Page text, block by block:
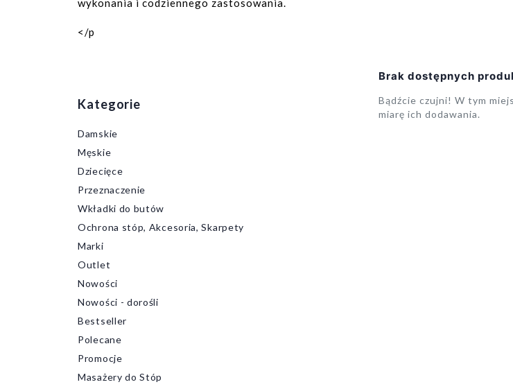
wykonania i codziennego zastosowania.
</p
Kategorie
Damskie
Męskie
Dziecięce
Przeznaczenie
Wkładki do butów
Ochrona stóp, Akcesoria, Skarpety
Marki
Outlet
Nowości
Nowości - dorośli
Bestseller
Polecane
Promocje
Masażery do Stóp
Brak dostępnych
Bądźcie czujni! W tym
miarę ich dodawania.